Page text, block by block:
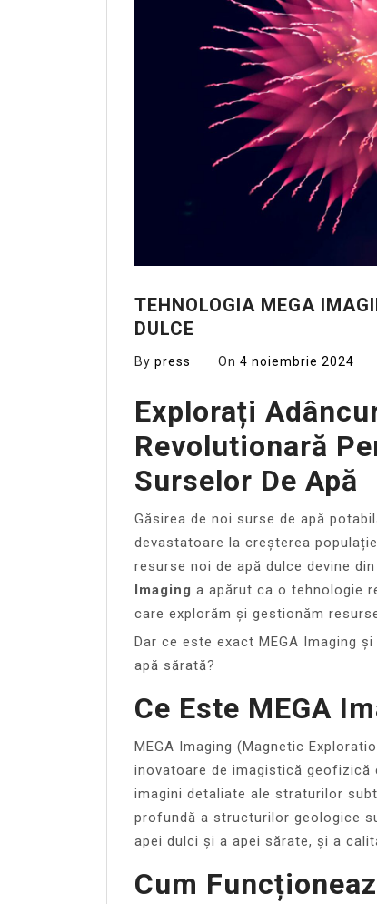
TEHNOLOGIA MEGA
DULCE
By press On 4 noiembrie 2024
Explorați
Revolutionară
Surselor De Apă
Găsirea de noi surse de apă
devastatoare la creșterea
resurse noi de apă dulce devine
Imaging a apărut ca o tehnologie
care explorăm și gestionăm
Dar ce este exact MEGA Imaging
apă sărată?
Ce Este MEGA
MEGA Imaging (Magnetic
inovatoare de imagistică geofizică
imagini detaliate ale straturilor
profundă a structurilor geologice
apei dulci și a apei sărate, și a
Cum